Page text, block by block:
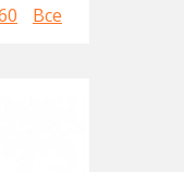
Все